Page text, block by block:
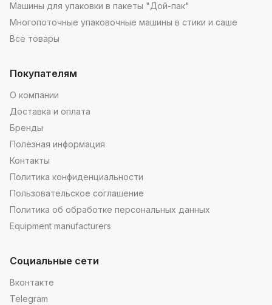
Машины для упаковки в пакеты "Дой-пак"
Многопоточные упаковочные машины в стики и саше
Все товары
Покупателям
О компании
Доставка и оплата
Бренды
Полезная информация
Контакты
Политика конфиденциальности
Пользовательское соглашение
Политика об обработке персональных данных
Equipment manufacturers
Социальные сети
Вконтакте
Telegram